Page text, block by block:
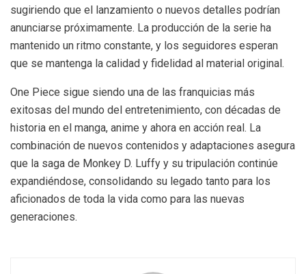
sugiriendo que el lanzamiento o nuevos detalles podrían
anunciarse próximamente. La producción de la serie ha
mantenido un ritmo constante, y los seguidores esperan
que se mantenga la calidad y fidelidad al material original.
One Piece sigue siendo una de las franquicias más
exitosas del mundo del entretenimiento, con décadas de
historia en el manga, anime y ahora en acción real. La
combinación de nuevos contenidos y adaptaciones asegura
que la saga de Monkey D. Luffy y su tripulación continúe
expandiéndose, consolidando su legado tanto para los
aficionados de toda la vida como para las nuevas
generaciones.